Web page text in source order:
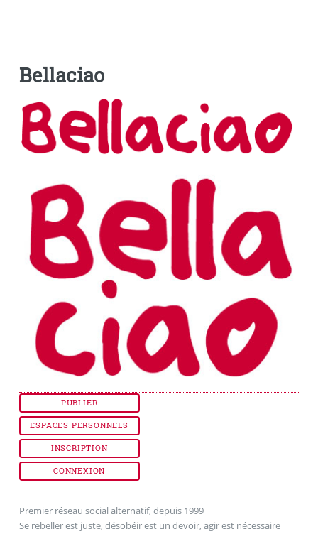
Bellaciao
PUBLIER
ESPACES PERSONNELS
INSCRIPTION
CONNEXION
Premier réseau social alternatif, depuis 1999
Se rebeller est juste, désobéir est un devoir, agir est nécessaire